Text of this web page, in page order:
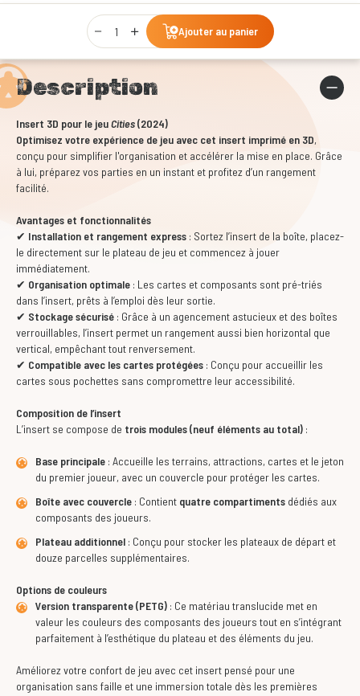
Qty
Ajouter au panier
Description
Insert 3D pour le jeuCities(2024)
Optimisez votre expérience de jeu avec cet insert imprimé en 3D,
conçu pour simplifier l'organisation et accélérer la mise en place. Grâce
à lui, préparez vos parties en un instant et profitez d’un rangement
facilité.
Avantages et fonctionnalités
✔ Installation et rangement express : Sortez l’insert de la boîte, placez-
le directement sur le plateau de jeu et commencez à jouer
immédiatement.
✔ Organisation optimale : Les cartes et composants sont pré-triés
dans l’insert, prêts à l’emploi dès leur sortie.
✔ Stockage sécurisé : Grâce à un agencement astucieux et des boîtes
verrouillables, l’insert permet un rangement aussi bien horizontal que
vertical, empêchant tout renversement.
✔ Compatible avec les cartes protégées : Conçu pour accueillir les
cartes sous pochettes sans compromettre leur accessibilité.
Composition de l’insert
L’insert se compose de trois modules (neuf éléments au total) :
Base principale : Accueille les terrains, attractions, cartes et le jeton
du premier joueur, avec un couvercle pour protéger les cartes.
Boîte avec couvercle : Contient quatre compartiments dédiés aux
composants des joueurs.
Plateau additionnel : Conçu pour stocker les plateaux de départ et
douze parcelles supplémentaires.
Options de couleurs
Version transparente (PETG) : Ce matériau translucide met en
valeur les couleurs des composants des joueurs tout en s’intégrant
parfaitement à l’esthétique du plateau et des éléments du jeu.
Améliorez votre confort de jeu avec cet insert pensé pour une
organisation sans faille et une immersion totale dès les premières